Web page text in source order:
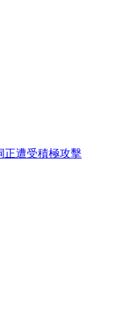
正遭受積極攻擊